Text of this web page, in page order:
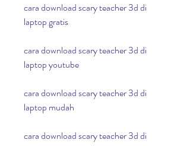
cara download scary teacher 3d di
laptop gratis
cara download scary teacher 3d di
laptop youtube
cara download scary teacher 3d di
laptop mudah
cara download scary teacher 3d di